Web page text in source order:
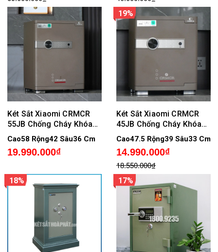
Két Sắt Xiaomi CRMCR
55JB Chống Cháy Khóa
Vân Tay Điện Tử Kết Nối
APP Điện Thoại
Cao58 Rộng42 Sâu36 Cm
19.990.000₫
19%
Két Sắt Xiaomi CRMCR
45JB Chống Cháy Khóa
Vân Tay Điện Tử Kết Nối
APP Điện Thoại
Cao47.5 Rộng39 Sâu33 Cm
14.990.000₫
18.550.000₫
18% 17%